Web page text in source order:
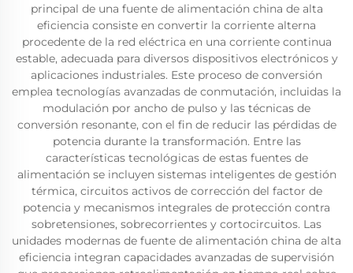
principal de una fuente de alimentación china de alta
eficiencia consiste en convertir la corriente alterna
procedente de la red eléctrica en una corriente continua
estable, adecuada para diversos dispositivos electrónicos y
aplicaciones industriales. Este proceso de conversión
emplea tecnologías avanzadas de conmutación, incluidas la
modulación por ancho de pulso y las técnicas de
conversión resonante, con el fin de reducir las pérdidas de
potencia durante la transformación. Entre las
características tecnológicas de estas fuentes de
alimentación se incluyen sistemas inteligentes de gestión
térmica, circuitos activos de corrección del factor de
potencia y mecanismos integrales de protección contra
sobretensiones, sobrecorrientes y cortocircuitos. Las
unidades modernas de fuente de alimentación china de alta
eficiencia integran capacidades avanzadas de supervisión